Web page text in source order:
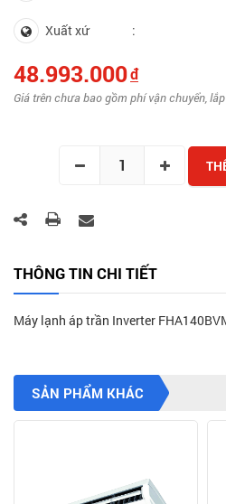
Xuất xứ
48.993.000đ
Giá trên chưa bao gồm phí vận chuyển,
THÔNG TIN CHI TIẾT
Máy lạnh áp trần Inverter
SẢN PHẨM KHÁC